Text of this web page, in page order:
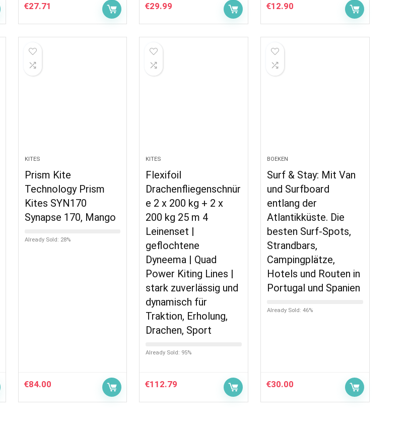
€27.71 €29.99 €12.90
KITES
Prism Kite
Technology Prism
Kites SYN170
Synapse 170, Mango
Already Sold: 28%
€84.00
KITES
Flexifoil
Drachenfliegenschnür
e 2 x 200 kg + 2 x
200 kg 25 m 4
Leinenset |
geflochtene
Dyneema | Quad
Power Kiting Lines |
stark zuverlässig und
dynamisch für
Traktion, Erholung,
Drachen, Sport
Already Sold: 95%
€112.79
BOEKEN
Surf & Stay: Mit Van
und Surfboard
entlang der
Atlantikküste. Die
besten Surf-Spots,
Strandbars,
Campingplätze,
Hotels und Routen in
Portugal und Spanien
Already Sold: 46%
€30.00